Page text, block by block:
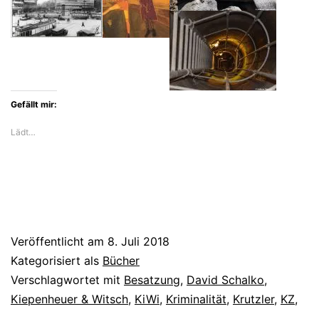
in
den
des
20.
Jahrhunderts
Gefällt mir:
Lädt…
Veröffentlicht am 8. Juli 2018
Kategorisiert als Bücher
Verschlagwortet mit Besatzung, David Schalko,
Kiepenheuer & Witsch, KiWi, Kriminalität, Krutzler, KZ,